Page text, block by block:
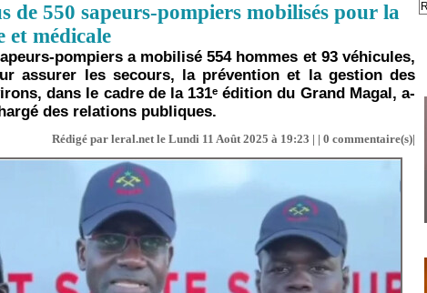
de 550 sapeurs-pompiers mobilisés pour la
et médicale
pompiers a mobilisé 554 hommes et 93 véhicules,
assurer les secours, la prévention et la gestion des
dans le cadre de la 131ᵉ édition du Grand Magal, a-
des relations publiques.
Rédigé par leral.net le Lundi 11 Août 2025 à 19:23 | | 0 commentaire(s)|